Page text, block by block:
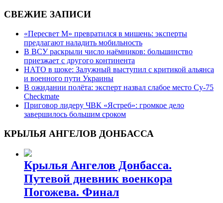
СВЕЖИЕ ЗАПИСИ
«Пересвет М» превратился в мишень: эксперты
предлагают наладить мобильность
В ВСУ раскрыли число наёмников: большинство
приезжает с другого континента
НАТО в шоке: Залужный выступил с критикой альянса
и военного пути Украины
В ожидании полёта: эксперт назвал слабое место Су-75
Checkmate
Приговор лидеру ЧВК «Ястреб»: громкое дело
завершилось большим сроком
КРЫЛЬЯ АНГЕЛОВ ДОНБАССА
Крылья Ангелов Донбасса.
Путевой дневник военкора
Погожева. Финал